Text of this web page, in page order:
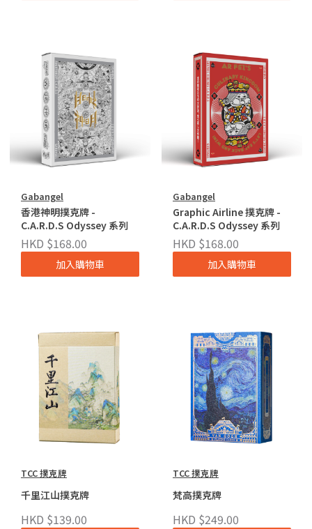
Gabangel
香港神明撲克牌 -
C.A.R.D.S Odyssey 系列
HKD $168.00
加入購物車
Gabangel
Graphic Airline 撲克牌 -
C.A.R.D.S Odyssey 系列
HKD $168.00
加入購物車
TCC 撲克牌
千里江山撲克牌
HKD $139.00
TCC 撲克牌
梵高撲克牌
HKD $249.00